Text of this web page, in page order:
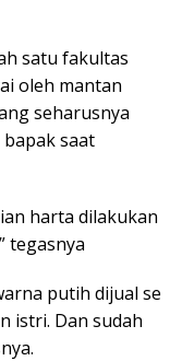
satu fakultas
oleh mantan
seharusnya
saat
harta dilakukan
tegasnya
putih dijual se
istri. Dan sudah